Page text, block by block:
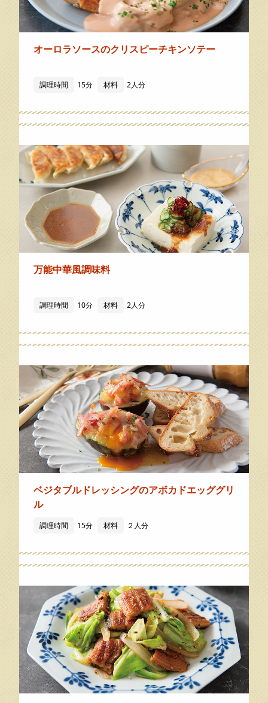
オーロラソースのクリスピーチキンソテー
調理時間 15分 材料 2人分
万能中華風調味料
調理時間 10分 材料 2人分
ベジタブルドレッシングのアボカドエッググリ
ル
調理時間 15分 材料 ２人分